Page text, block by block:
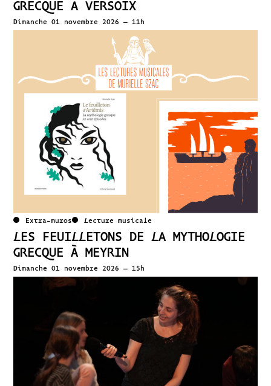
GRECQUE À VERSOIX
Dimanche 01 novembre 2026 – 11h
Extra-muros Lecture musicale
LES FEUILLETONS DE LA MYTHOLOGIE
GRECQUE À MEYRIN
Dimanche 01 novembre 2026 – 15h